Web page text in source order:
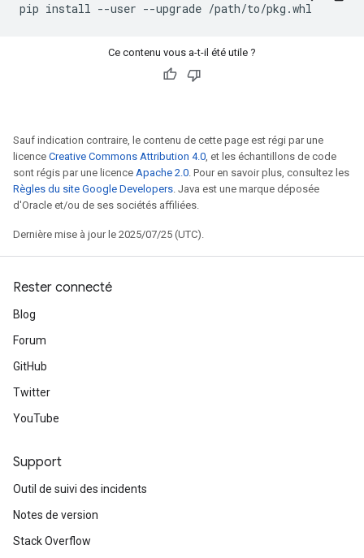
pip install --user --upgrade
Ce contenu vous a-t-il été utile ?
Sauf indication contraire, le contenu de cette page est régi par une
licence Creative Commons Attribution 4.0, et les échantillons de code
sont régis par une licence Apache 2.0. Pour en savoir plus, consultez les
Règles du site Google Developers. Java est une marque déposée
d'Oracle et/ou de ses sociétés affiliées.
Dernière mise à jour le 2025/07/25 (UTC).
Rester connecté
Blog
Forum
GitHub
Twitter
YouTube
Support
Outil de suivi des incidents
Notes de version
Stack Overflow